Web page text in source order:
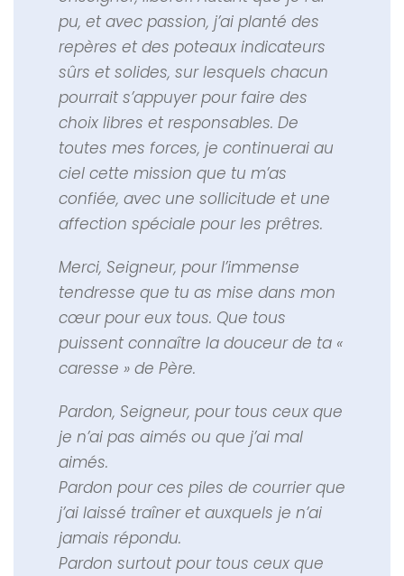
pu, et avec passion, j’ai planté des
repères et des poteaux indicateurs
sûrs et solides, sur lesquels chacun
pourrait s’appuyer pour faire des
choix libres et responsables. De
toutes mes forces, je continuerai au
ciel cette mission que tu m’as
confiée, avec une sollicitude et une
affection spéciale pour les prêtres.
Merci, Seigneur, pour l’immense
tendresse que tu as mise dans mon
cœur pour eux tous. Que tous
puissent connaître la douceur de ta «
caresse » de Père.
Pardon, Seigneur, pour tous ceux que
je n’ai pas aimés ou que j’ai mal
aimés.
Pardon pour ces piles de courrier que
j’ai laissé traîner et auxquels je n’ai
jamais répondu.
Pardon surtout pour tous ceux que